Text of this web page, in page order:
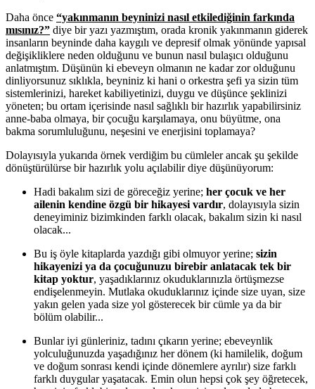
Daha önce “yakınmanın beyninizi nasıl etkilediğinin farkında
mısınız?” diye bir yazı yazmıştım, orada kronik yakınmanın giderek
insanların beyninde daha kaygılı ve depresif olmak yönünde yapısal
değişikliklere neden olduğunu ve bunun nasıl bulaşıcı olduğunu
anlatmıştım. Düşünün ki ebeveyn olmanın ne kadar zor olduğunu
dinliyorsunuz sıklıkla, beyniniz ki hani o orkestra şefi ya sizin tüm
sistemlerinizi, hareket kabiliyetinizi, duygu ve düşünce şeklinizi
yöneten; bu ortam içerisinde nasıl sağlıklı bir hazırlık yapabilirsiniz
anne-baba olmaya, bir çocuğu karşılamaya, onu büyütme, ona
bakma sorumluluğunu, neşesini ve enerjisini toplamaya?
Dolayısıyla yukarıda örnek verdiğim bu cümleler ancak şu şekilde
dönüştürülürse bir hazırlık yolu açılabilir diye düşünüyorum:
Hadi bakalım sizi de göreceğiz yerine; her çocuk ve her
ailenin kendine özgü bir hikayesi vardır, dolayısıyla sizin
deneyiminiz bizimkinden farklı olacak, bakalım sizin ki nasıl
olacak...
Bu iş öyle kitaplarda yazdığı gibi olmuyor yerine; sizin
hikayenizi ya da çocuğunuzu birebir anlatacak tek bir
kitap yoktur, yaşadıklarınız okuduklarınızla örtüşmezse
endişelenmeyin. Mutlaka okuduklarınız içinde size uyan, size
yakın gelen yada size yol gösterecek bir cümle ya da bir
bölüm olabilir...
Bunlar iyi günleriniz, tadını çıkarın yerine; ebeveynlik
yolculuğunuzda yaşadığınız her dönem (ki hamilelik, doğum
ve doğum sonrası kendi içinde dönemlere ayrılır) size farklı
farklı duygular yaşatacak. Emin olun hepsi çok şey öğretecek,